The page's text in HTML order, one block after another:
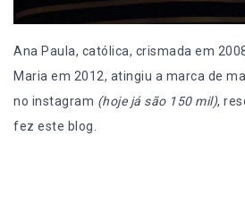
Ana Paula, católica, crismada em
Maria em 2012, atingiu a marca de
no instagram (hoje já são 150 mil),
fez este blog.